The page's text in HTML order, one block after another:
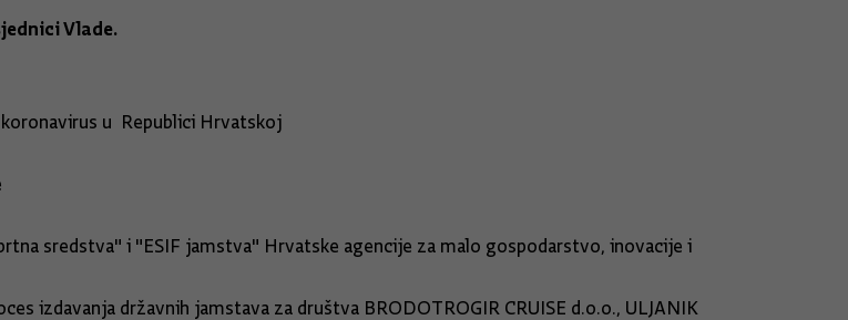
Vlade.
u Republici Hrvatskoj
sredstva" i "ESIF jamstva" Hrvatske agencije za malo gospodarstvo, inovacije i
državnih jamstava za društva BRODOTROGIR CRUISE d.o.o., ULJANIK